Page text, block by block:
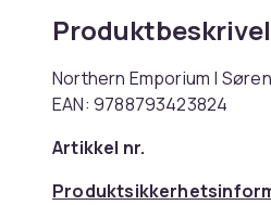
Northern Emporium |
EAN: 9788793423824
Artikkel nr.